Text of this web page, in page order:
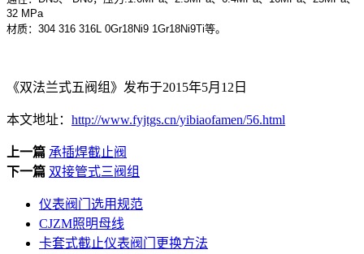
32 MPa
材质：304 316 316L 0Gr18Ni9 1Gr18Ni9Ti等。
《双法兰式五阀组》发布于2015年5月12日
本文地址： http://www.fyjtgs.cn/yibiaofamen/56.html
上一篇 承插焊截止阀
下一篇 双接管式三阀组
仪表阀门选用规范
CJZM照明母线
卡套式截止仪表阀门更换方法